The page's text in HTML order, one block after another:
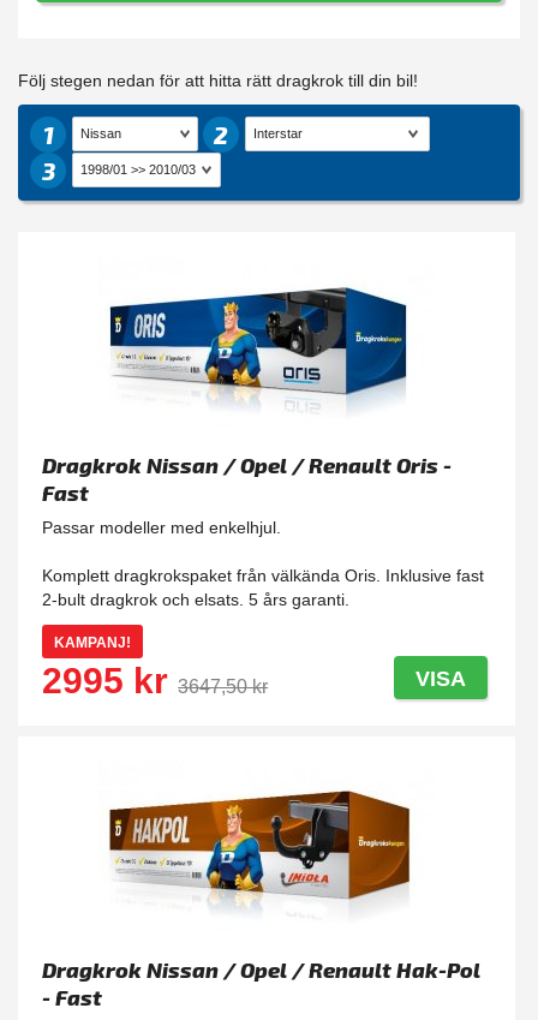
Följ stegen nedan för att hitta rätt dragkrok till din bil!
1
2
3
Dragkrok Nissan / Opel / Renault Oris -
Fast
Passar modeller med enkelhjul.
Komplett dragkrokspaket från välkända Oris. Inklusive fast
2-bult dragkrok och elsats. 5 års garanti.
KAMPANJ!
2995 kr 3647,50 kr VISA
Dragkrok Nissan / Opel / Renault Hak-Pol
- Fast